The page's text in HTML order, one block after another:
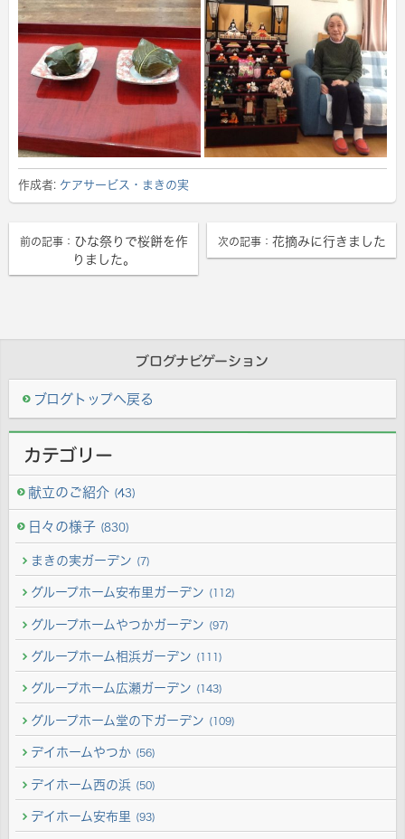
作成者: ケアサービス・まきの実
前の記事： ひな祭りで桜餅を作
りました。
次の記事： 花摘みに行きました
ブログナビゲーション
ブログトップへ戻る
カテゴリー
献立のご紹介 (43)
日々の様子 (830)
まきの実ガーデン (7)
グループホーム安布里ガーデン (112)
グループホームやつかガーデン (97)
グループホーム相浜ガーデン (111)
グループホーム広瀬ガーデン (143)
グループホーム堂の下ガーデン (109)
デイホームやつか (56)
デイホーム西の浜 (50)
デイホーム安布里 (93)